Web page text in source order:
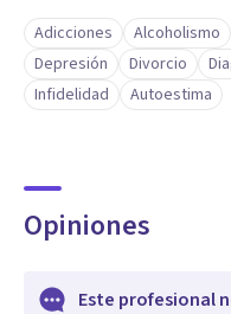
Adicciones Alcoholismo
Depresión
Divorcio
Infidelidad
Autoestima
Opiniones
Este profesional